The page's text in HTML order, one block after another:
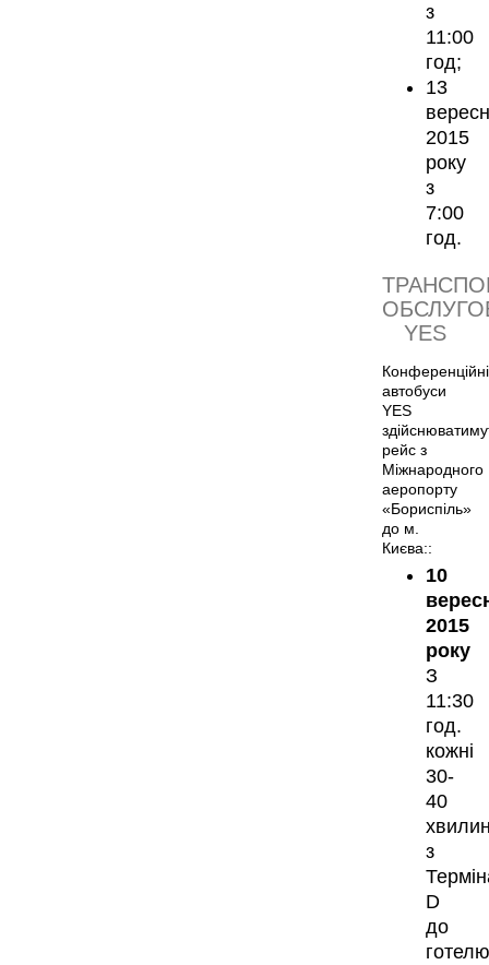
з
11:00
год;
13
2015
року
з
7:00
год.
YES
Конференційні
автобуси
YES
рейс з
Міжнародного
аеропорту
«Бориспіль»
до м.
Києва::
10
2015
року
З
11:30
год.
кожні
30-
40
з
D
до
готелю